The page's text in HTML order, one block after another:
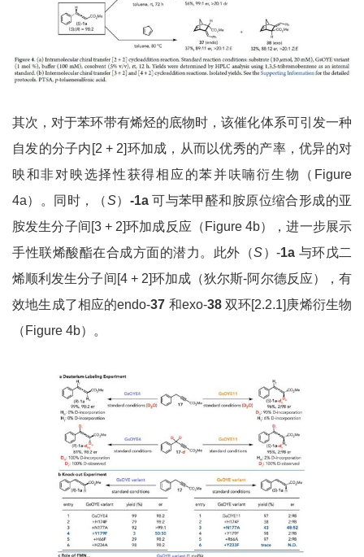
其次，对于苯环带有烯烃的底物时，该催化体系可引发一种
自发的分子内[2 + 2]环加成，从而以优秀的产率，优异的对
映和非对映选择性获得相应的苯并呋喃衍生物（Figure
4a）。同时，（S） -1a可与苯甲醛和胺原位缩合形成的亚
胺发生分子间[3 + 2]环加成反应（Figure 4b），进一步展示
手性联烯酸酯在合成方面的潜力。此外（S）-1a 与环戊二
烯顺利发生分子间[4 + 2]环加成（狄尔斯-阿尔德反应），有
效地生成了相应的endo-37 和exo-38双环[2.2.1]庚烯衍生物
（Figure 4b）。